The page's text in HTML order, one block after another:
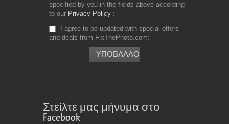
specified by you in the fields above according
to our Privacy Policy
I agree to be updated with special offers
and deals from FixThePhoto.com
Στείλτε μας μήνυμα στο
Facebook